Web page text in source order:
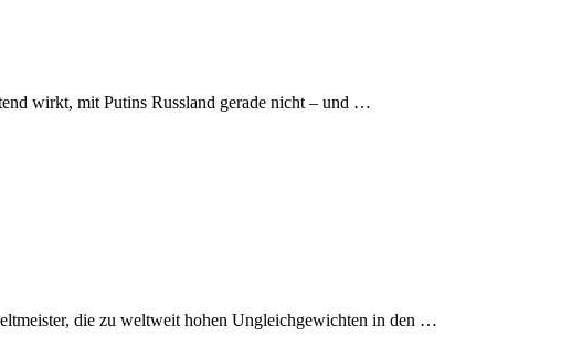
wirkt, mit Putins Russland gerade nicht – und …
die zu weltweit hohen Ungleichgewichten in den …